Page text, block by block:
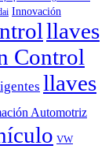
Innovación
llaves
Control
llaves
Automotriz
VW